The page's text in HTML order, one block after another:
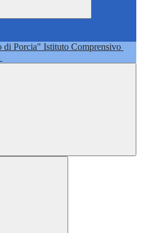
Istituto Comprensivo